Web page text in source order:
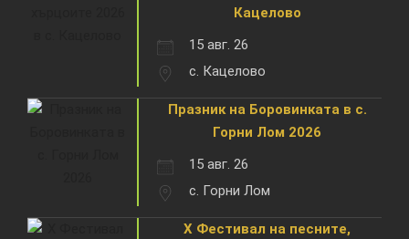
Кацелово
15 авг. 26
с. Кацелово
Празник на Боровинката в с.
Горни Лом 2026
15 авг. 26
с. Горни Лом
X Фестивал на песните,